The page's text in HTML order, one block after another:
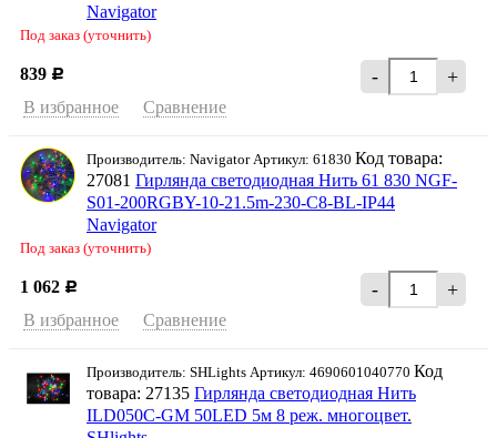
Navigator
Под заказ (уточнить)
839 Р - +
В избранное Сравнение
Производитель: Navigator Артикул: 61830 Код товара:
27081 Гирлянда светодиодная Нить 61 830 NGF-
S01-200RGBY-10-21.5m-230-C8-BL-IP44
Navigator
Под заказ (уточнить)
1 062 Р - +
В избранное Сравнение
Производитель: SHLights Артикул: 4690601040770 Код
товара: 27135 Гирлянда светодиодная Нить
ILD050C-GM 50LED 5м 8 реж. многоцвет.